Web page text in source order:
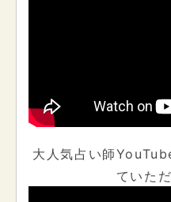
大人気占い師
ていた